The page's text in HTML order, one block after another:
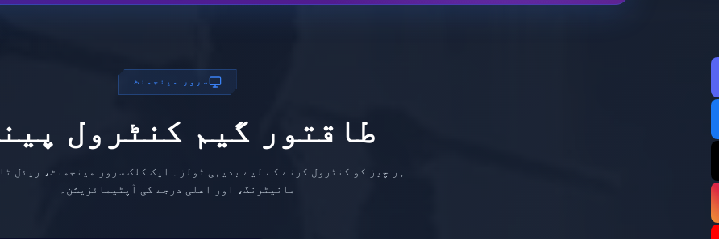
سرور مینجمنٹ
طاقتور گیم کنٹرول
ہر چیز کو کنٹرول کرنے کے لیے بدیہی ٹولز۔ ایک کلک سرور مینجمنٹ، ریئل
مانیٹرنگ، اور اعلی درجے کی آپٹیمائزیشن۔